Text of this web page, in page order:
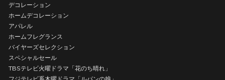
デコレーション
ホームデコレーション
アパレル
ホームフレグランス
バイヤーズセレクション
スペシャルセール
TBSテレビ火曜ドラマ「花のち晴れ」